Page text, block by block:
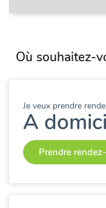
Où souhaitez-
Je veux prendre
A
Prendre